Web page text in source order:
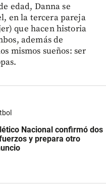
edad, Danna se
en la tercera pareja
que hacen historia
además de
mismos sueños: ser
Nacional confirmó dos
y prepara otro